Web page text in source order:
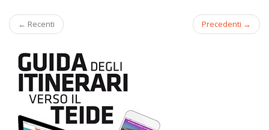
← Recenti Precedenti →